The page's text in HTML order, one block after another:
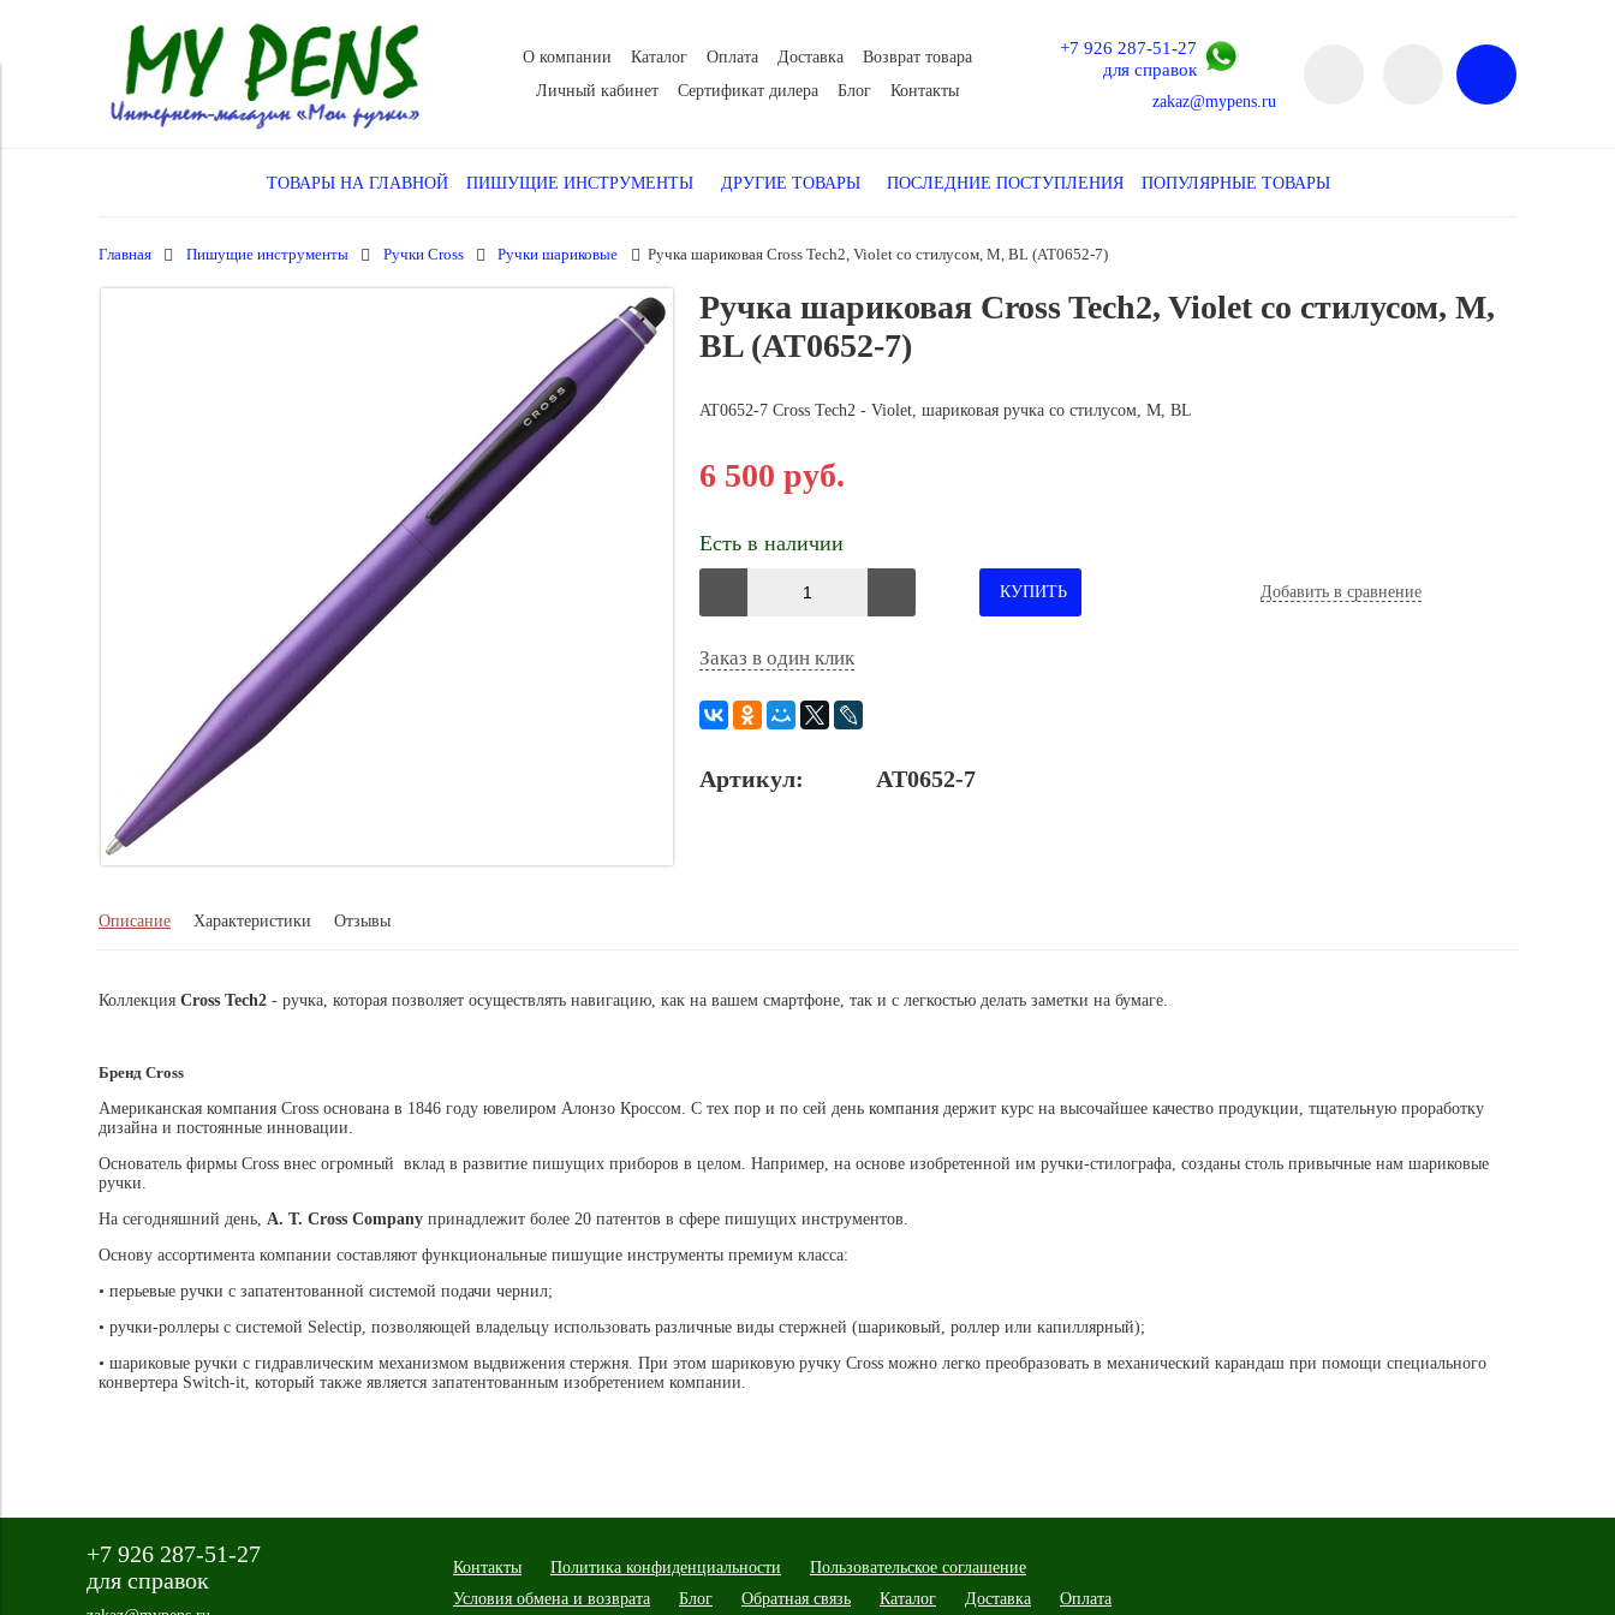
О компании Каталог Оплата Доставка
Возврат товара
Личный кабинет
Сертификат дилера Блог Контакты
+7 926 287-51-27
для справок
zakaz@mypens.ru
ТОВАРЫ НА ГЛАВНОЙ ПИШУЩИЕ ИНСТРУМЕНТЫ ДРУГИЕ ТОВАРЫ ПОСЛЕДНИЕ ПОСТУПЛЕНИЯ ПОПУЛЯРНЫЕ ТОВАРЫ
Главная Пишущие инструменты Ручки Cross Ручки шариковые Ручка шариковая Cross Tech2, Violet со стилусом, M, BL (AT0652-7)
Ручка шариковая Cross Tech2, Violet со стилусом, M,
BL (AT0652-7)
AT0652-7 Cross Tech2 - Violet, шариковая ручка со стилусом, M, BL
6 500 руб.
Есть в наличии
КУПИТЬ Добавить в сравнение
Заказ в один клик
Артикул: AT0652-7
Описание Характеристики Отзывы
Коллекция Cross Tech2 - ручка, которая позволяет осуществлять навигацию, как на вашем смартфоне, так и с легкостью делать заметки на бумаге.
Бренд Cross
Американская компания Cross основана в 1846 году ювелиром Алонзо Кроссом. С тех пор и по сей день компания держит курс на высочайшее качество продукции, тщательную проработку
дизайна и постоянные инновации.
Основатель фирмы Cross внес огромный вклад в развитие пишущих приборов в целом. Например, на основе изобретенной им ручки-стилографа, созданы столь привычные нам шариковые
ручки.
На сегодняшний день, A. T. Cross Company принадлежит более 20 патентов в сфере пишущих инструментов.
Основу ассортимента компании составляют функциональные пишущие инструменты премиум класса:
• перьевые ручки с запатентованной системой подачи чернил;
• ручки-роллеры с системой Selectip, позволяющей владельцу использовать различные виды стержней (шариковый, роллер или капиллярный);
• шариковые ручки с гидравлическим механизмом выдвижения стержня. При этом шариковую ручку Cross можно легко преобразовать в механический карандаш при помощи специального
конвертера Switch-it, который также является запатентованным изобретением компании.
+7 926 287-51-27
для справок
Контакты Политика конфиденциальности
Пользовательское соглашение
Условия обмена и возврата
Блог Обратная связь Каталог Доставка Оплата